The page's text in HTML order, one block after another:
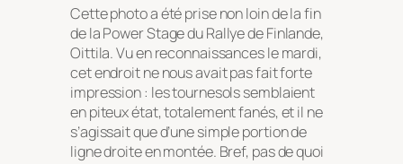
Cette photo a été prise non loin de la fin
de la Power Stage du Rallye de Finlande,
Oittila. Vu en reconnaissances le mardi,
cet endroit ne nous avait pas fait forte
impression : les tournesols semblaient
en piteux état, totalement fanés, et il ne
s’agissait que d’une simple portion de
ligne droite en montée. Bref, pas de quoi